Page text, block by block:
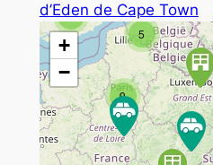
d’Eden de Cape Town
9
5
8
+
−